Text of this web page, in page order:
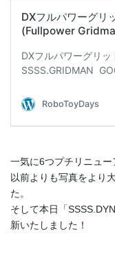
一気に6つプチリニュー
以前よりも写真をより
た。
そして本日「
新いたしました！